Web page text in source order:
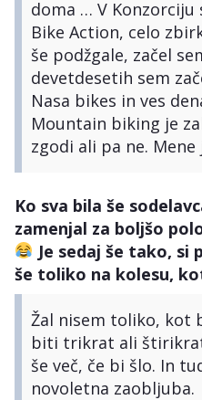
doma … V
Bike Action, celo
še podžgale, začel
devetdesetih sem
Nasa bikes in ves
Mountain biking je
zgodi ali pa ne.
Ko sva bila še
zamenjal za boljšo
Je sedaj še tako, si
še toliko na kolesu,
Žal nisem toliko, kot
biti trikrat ali
še več, če bi šlo. In
novoletna zaobljuba.